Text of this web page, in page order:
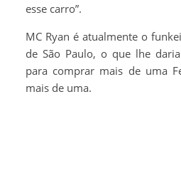
esse carro”.
MC Ryan é atualmente o
de São Paulo, o que lhe
para comprar mais de uma
mais de uma.